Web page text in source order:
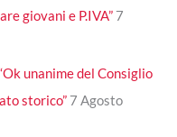
giovani e P.IVA” 7
unanime del Consiglio
storico” 7 Agosto